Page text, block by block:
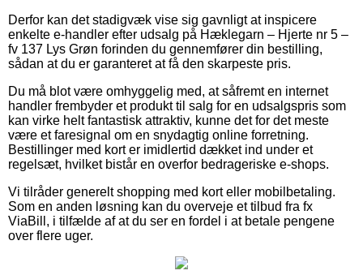
Derfor kan det stadigvæk vise sig gavnligt at inspicere
enkelte e-handler efter udsalg på Hæklegarn – Hjerte nr 5 –
fv 137 Lys Grøn forinden du gennemfører din bestilling,
sådan at du er garanteret at få den skarpeste pris.
Du må blot være omhyggelig med, at såfremt en internet
handler frembyder et produkt til salg for en udsalgspris som
kan virke helt fantastisk attraktiv, kunne det for det meste
være et faresignal om en snydagtig online forretning.
Bestillinger med kort er imidlertid dækket ind under et
regelsæt, hvilket bistår en overfor bedrageriske e-shops.
Vi tilråder generelt shopping med kort eller mobilbetaling.
Som en anden løsning kan du overveje et tilbud fra fx
ViaBill, i tilfælde af at du ser en fordel i at betale pengene
over flere uger.